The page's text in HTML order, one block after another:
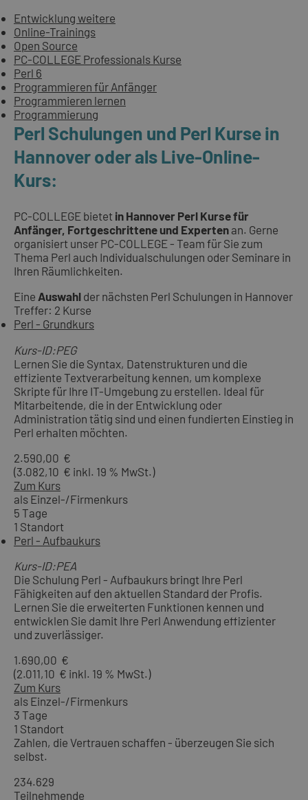
Entwicklung weitere
Online-Trainings
Open Source
PC-COLLEGE Professionals Kurse
Perl 6
Programmieren für Anfänger
Programmieren lernen
Programmierung
Perl Schulungen und Perl Kurse in
Hannover oder als Live-Online-
Kurs:
PC-COLLEGE bietet in Hannover Perl Kurse für
Anfänger, Fortgeschrittene und Experten an. Gerne
organisiert unser PC-COLLEGE - Team für Sie zum
Thema Perl auch Individualschulungen oder Seminare in
Ihren Räumlichkeiten.
Eine Auswahl der nächsten Perl Schulungen in Hannover
Treffer: 2 Kurse
Perl - Grundkurs
Kurs-ID:PEG
Lernen Sie die Syntax, Datenstrukturen und die
effiziente Textverarbeitung kennen, um komplexe
Skripte für Ihre IT-Umgebung zu erstellen. Ideal für
Mitarbeitende, die in der Entwicklung oder
Administration tätig sind und einen fundierten Einstieg in
Perl erhalten möchten.
2.590,00 €
(3.082,10 € inkl. 19 % MwSt.)
Zum Kurs
als Einzel-/Firmenkurs
5 Tage
1 Standort
Perl - Aufbaukurs
Kurs-ID:PEA
Die Schulung Perl - Aufbaukurs bringt Ihre Perl
Fähigkeiten auf den aktuellen Standard der Profis.
Lernen Sie die erweiterten Funktionen kennen und
entwicklen Sie damit Ihre Perl Anwendung effizienter
und zuverlässiger.
1.690,00 €
(2.011,10 € inkl. 19 % MwSt.)
Zum Kurs
als Einzel-/Firmenkurs
3 Tage
1 Standort
Zahlen, die Vertrauen schaffen - überzeugen Sie sich
selbst.
234.629
Teilnehmende